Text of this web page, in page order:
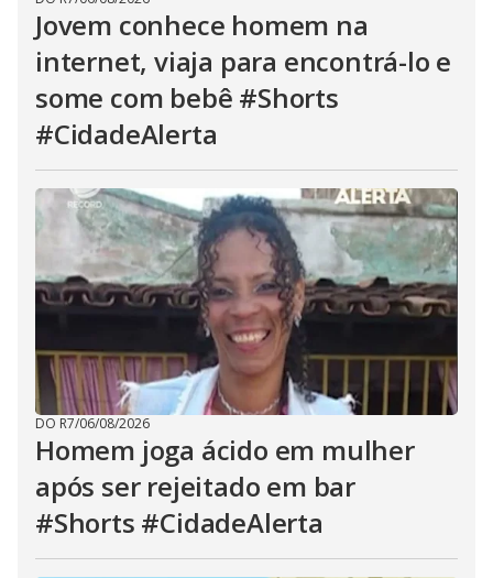
Jovem conhece homem na
internet, viaja para encontrá-lo e
some com bebê #Shorts
#CidadeAlerta
DO R7/06/08/2026
Homem joga ácido em mulher
após ser rejeitado em bar
#Shorts #CidadeAlerta